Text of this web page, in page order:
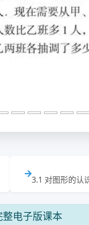
3.1 对图形的认
整电子版课本